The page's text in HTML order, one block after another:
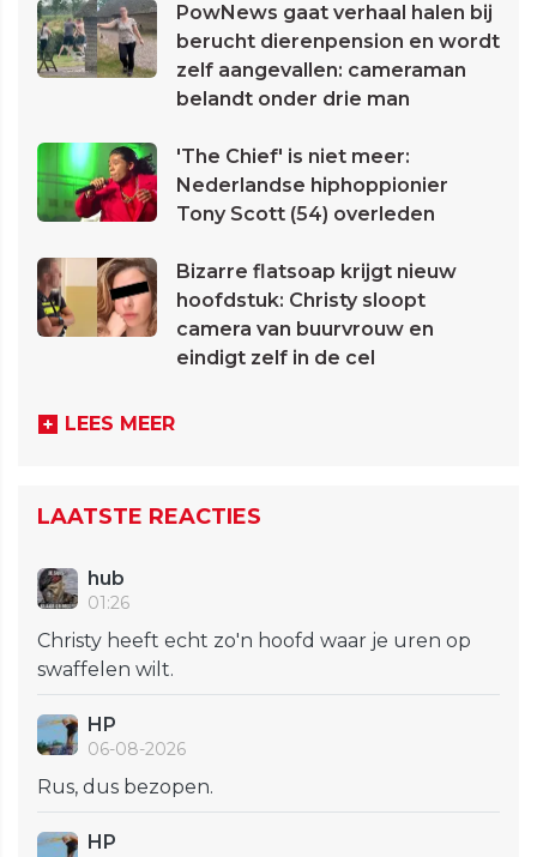
PowNews gaat verhaal halen bij
berucht dierenpension en wordt
zelf aangevallen: cameraman
belandt onder drie man
'The Chief' is niet meer:
Nederlandse hiphoppionier
Tony Scott (54) overleden
Bizarre flatsoap krijgt nieuw
hoofdstuk: Christy sloopt
camera van buurvrouw en
eindigt zelf in de cel
LEES MEER
LAATSTE REACTIES
hub
01:26
Christy heeft echt zo'n hoofd waar je uren op
swaffelen wilt.
HP
06-08-2026
Rus, dus bezopen.
HP